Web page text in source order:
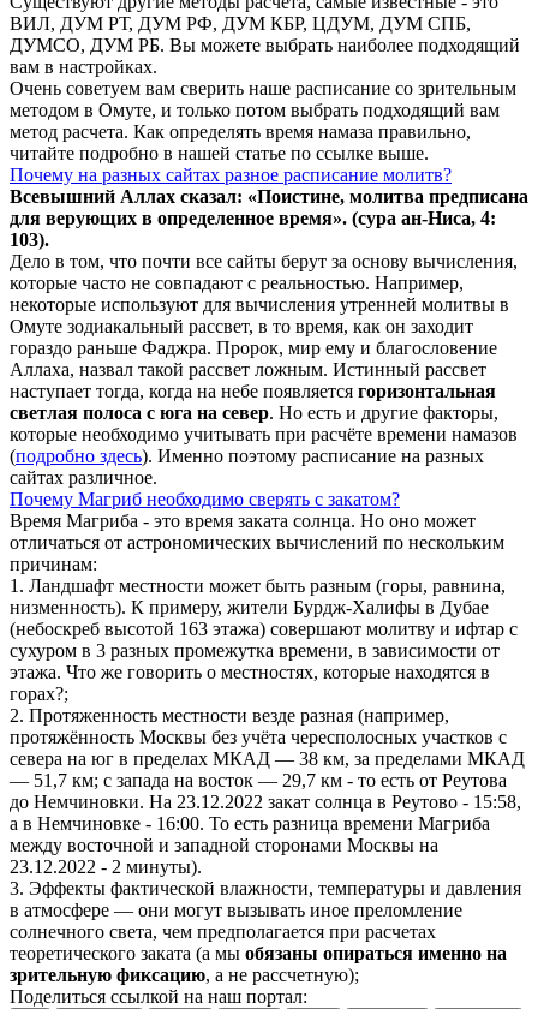
ВИЛ, ДУМ РТ, ДУМ РФ, ДУМ КБР, ЦДУМ, ДУМ СПБ,
ДУМСО, ДУМ РБ. Вы можете выбрать наиболее подходящий
вам в настройках.
Очень советуем вам сверить наше расписание со зрительным
методом в Омуте, и только потом выбрать подходящий вам
метод расчета. Как определять время намаза правильно,
читайте подробно в нашей статье по ссылке выше.
Почему на разных сайтах разное расписание молитв?
Всевышний Аллах сказал: «Поистине, молитва предписана
для верующих в определенное время». (сура ан-Ниса, 4:
103).
Дело в том, что почти все сайты берут за основу вычисления,
которые часто не совпадают с реальностью. Например,
некоторые используют для вычисления утренней молитвы в
Омуте зодиакальный рассвет, в то время, как он заходит
гораздо раньше Фаджра. Пророк, мир ему и благословение
Аллаха, назвал такой рассвет ложным. Истинный рассвет
наступает тогда, когда на небе появляется горизонтальная
светлая полоса с юга на север. Но есть и другие факторы,
которые необходимо учитывать при расчёте времени намазов
(подробно здесь). Именно поэтому расписание на разных
сайтах различное.
Почему Магриб необходимо сверять с закатом?
Время Магриба - это время заката солнца. Но оно может
отличаться от астрономических вычислений по нескольким
причинам:
1. Ландшафт местности может быть разным (горы, равнина,
низменность). К примеру, жители Бурдж-Халифы в Дубае
(небоскреб высотой 163 этажа) совершают молитву и ифтар с
сухуром в 3 разных промежутка времени, в зависимости от
этажа. Что же говорить о местностях, которые находятся в
горах?;
2. Протяженность местности везде разная (например,
протяжённость Москвы без учёта чересполосных участков с
севера на юг в пределах МКАД — 38 км, за пределами МКАД
— 51,7 км; с запада на восток — 29,7 км - то есть от Реутова
до Немчиновки. На 23.12.2022 закат солнца в Реутово - 15:58,
а в Немчиновке - 16:00. То есть разница времени Магриба
между восточной и западной сторонами Москвы на
23.12.2022 - 2 минуты).
3. Эффекты фактической влажности, температуры и давления
в атмосфере — они могут вызывать иное преломление
солнечного света, чем предполагается при расчетах
теоретического заката (а мы обязаны опираться именно на
зрительную фиксацию, а не рассчетную);
Поделиться ссылкой на наш портал: